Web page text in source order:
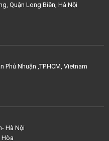
Quận Long Biên, Hà Nội
Phú Nhuận ,TP.HCM, Vietnam
Hà Nội
Hòa